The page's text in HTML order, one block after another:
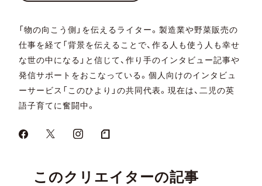
「物の向こう側」を伝えるライター。製造業や野菜販売の
仕事を経て「背景を伝えることで、作る人も使う人も幸せ
な世の中になる」と信じて、作り手のインタビュー記事や
発信サポートをおこなっている。個人向けのインタビュ
ーサービス「このひより」の共同代表。現在は、二児の英
語子育てに奮闘中。
このクリエイターの記事